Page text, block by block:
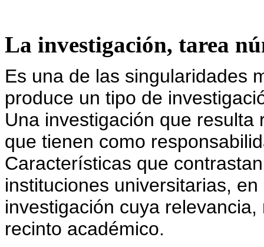
La investigación, tarea
Es una de las singularidades
produce un tipo de
Una investigación que
que tienen como
Características que
instituciones universitarias,
investigación cuya
recinto académico.